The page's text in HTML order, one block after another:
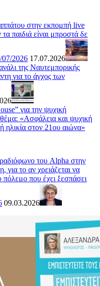
στην εκπομπή live
παιδιά είναι μπροστά δε
07/2026 17.07.2026
της Ναυτεμπορικής
για το άγχος των
για την ψυχική
«Ασφάλεια και ψυχική
ηλικία στον 21ου αιώνα»
του Alpha στην
το αν χρειάζεται να
πόλεμο που έχει ξεσπάσει
09.03.2026